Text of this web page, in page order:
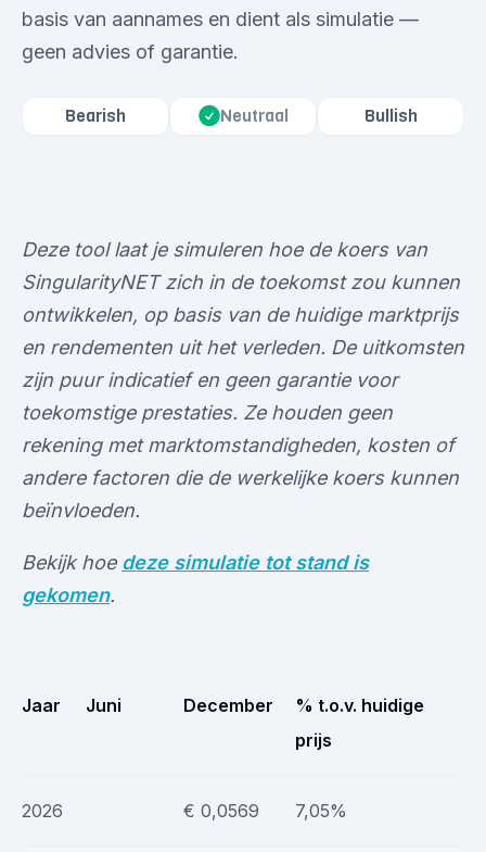
basis van aannames en dient als simulatie —
geen advies of garantie.
Bearish Neutraal Bullish
Deze tool laat je simuleren hoe de koers van
SingularityNET zich in de toekomst zou kunnen
ontwikkelen, op basis van de huidige marktprijs
en rendementen uit het verleden. De uitkomsten
zijn puur indicatief en geen garantie voor
toekomstige prestaties. Ze houden geen
rekening met marktomstandigheden, kosten of
andere factoren die de werkelijke koers kunnen
beïnvloeden.
Bekijk hoe deze simulatie tot stand is
gekomen.
Jaar Juni December
% t.o.v. huidige
prijs
2026 € 0,0569 7,05%